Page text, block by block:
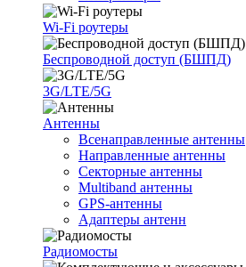
Wi-Fi роутеры
Беспроводной доступ (БШПД)
3G/LTE/5G
Антенны
Всенаправленные антенны
Направленные антенны
Секторные антенны
Multiband антенны
GPS-антенны
Адаптеры антенн
Радиомосты